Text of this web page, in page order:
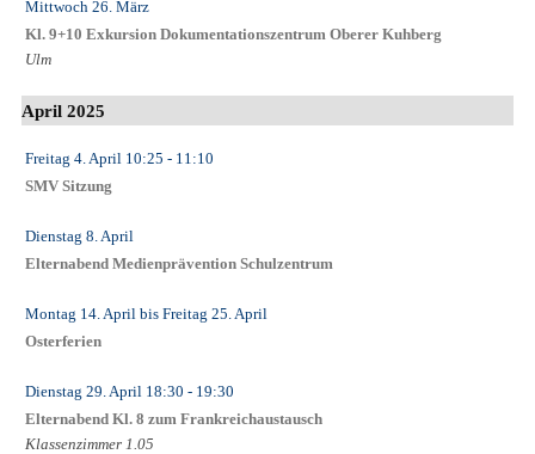
Mittwoch 26. März
Kl. 9+10 Exkursion Dokumentationszentrum Oberer Kuhberg
Ulm
April 2025
Freitag 4. April 10:25 - 11:10
SMV Sitzung
Dienstag 8. April
Elternabend Medienprävention Schulzentrum
Montag 14. April bis Freitag 25. April
Osterferien
Dienstag 29. April 18:30 - 19:30
Elternabend Kl. 8 zum Frankreichaustausch
Klassenzimmer 1.05